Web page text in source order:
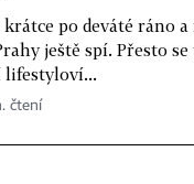
krátce po deváté ráno
ještě spí. Přesto
čtení